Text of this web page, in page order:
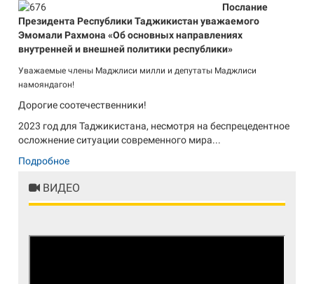
Послание
Президента Республики Таджикистан уважаемого
Эмомали Рахмона «Об основных направлениях
внутренней и внешней политики республики»
Уважаемые члены Маджлиси милли и депутаты Маджлиси
намояндагон!
Дорогие соотечественники!
2023 год для Таджикистана, несмотря на беспрецедентное
осложнение ситуации современного мира...
Подробное
ВИДЕО